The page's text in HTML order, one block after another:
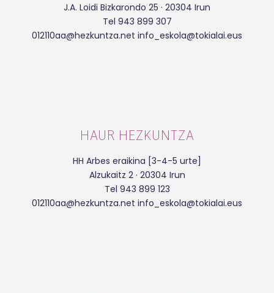
J.A. Loidi Bizkarondo 25 · 20304 Irun
Tel 943 899 307
012110aa@hezkuntza.net info_eskola@tokialai.eus
HAUR HEZKUNTZA
HH Arbes eraikina [3-4-5 urte]
Alzukaitz 2 · 20304 Irun
Tel 943 899 123
012110aa@hezkuntza.net info_eskola@tokialai.eus